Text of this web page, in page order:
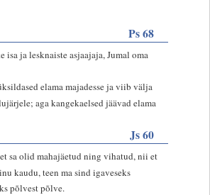
Ps 68
isa ja lesknaiste asjaajaja, Jumal oma
elama majadesse ja viib välja
aga kangekaelsed jäävad elama
Js 60
sa olid mahajäetud ning vihatud, nii et
kaudu, teen ma sind igaveseks
põlvest põlve.